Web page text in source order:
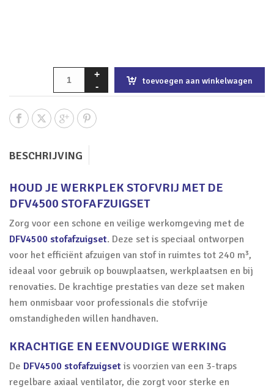
toevoegen aan winkelwagen
BESCHRIJVING
HOUD JE WERKPLEK STOFVRIJ MET DE
DFV4500 STOFAFZUIGSET
Zorg voor een schone en veilige werkomgeving met de
DFV4500 stofafzuigset. Deze set is speciaal ontworpen
voor het efficiënt afzuigen van stof in ruimtes tot 240 m³,
ideaal voor gebruik op bouwplaatsen, werkplaatsen en bij
renovaties. De krachtige prestaties van deze set maken
hem onmisbaar voor professionals die stofvrije
omstandigheden willen handhaven.
KRACHTIGE EN EENVOUDIGE WERKING
De DFV4500 stofafzuigset is voorzien van een 3-traps
regelbare axiaal ventilator, die zorgt voor sterke en